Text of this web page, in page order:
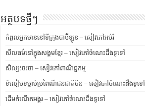
អត្ថបទថ្មីៗ
កំពូលអ្នកមាននៅទីក្រុងបាប៊ីឡូន – សៀវភៅអប់រំ
សីលធម៌នៅក្នុងសង្គមខ្មែរ – សៀវភៅចំណេះដឹងទូទៅ
សិល្បះចរចា – សៀវភៅពាណិជ្ជកម្ម
ទំលៀមទម្លាប់ប្រពៃណីជនជាតិចិន – សៀវភៅចំណេះដឹងទូទៅ
ដើមកំណើតអង្គរ – សៀវភៅចំណេះដឹងទូទៅ